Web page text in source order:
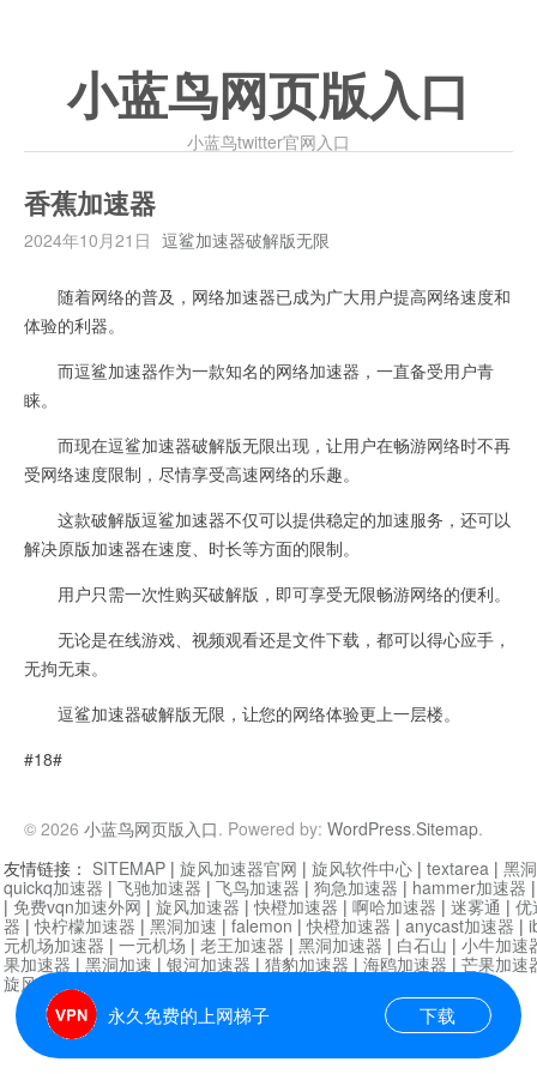
小蓝鸟网页版入口
小蓝鸟twitter官网入口
香蕉加速器
2024年10月21日 逗鲨加速器破解版无限
随着网络的普及，网络加速器已成为广大用户提高网络速度和
体验的利器。
而逗鲨加速器作为一款知名的网络加速器，一直备受用户青
睐。
而现在逗鲨加速器破解版无限出现，让用户在畅游网络时不再
受网络速度限制，尽情享受高速网络的乐趣。
这款破解版逗鲨加速器不仅可以提供稳定的加速服务，还可以
解决原版加速器在速度、时长等方面的限制。
用户只需一次性购买破解版，即可享受无限畅游网络的便利。
无论是在线游戏、视频观看还是文件下载，都可以得心应手，
无拘无束。
逗鲨加速器破解版无限，让您的网络体验更上一层楼。
#18#
© 2026 小蓝鸟网页版入口. Powered by: WordPress.Sitemap.
永久免费的上网梯子 下载
友情链接： SITEMAP | 旋风加速器官网 | 旋风软件中心 | textarea | 黑
quickq加速器 | 飞驰加速器 | 飞鸟加速器 | 狗急加速器 | hammer加速器
| 免费vqn加速外网 | 旋风加速器 |快橙加速器 | 啊哈加速器 | 迷雾通 | 优
器 |快柠檬加速器 | 黑洞加速 | falemon |快橙加速器 | anycast加速器 |
元机场加速器 | 一元机场 | 老王加速器 | 黑洞加速器 | 白石山 | 小牛加速
果加速器 | 黑洞加速 | 银河加速器 | 猎豹加速器 | 海鸥加速器 | 芒果加速
旋风加速器度器